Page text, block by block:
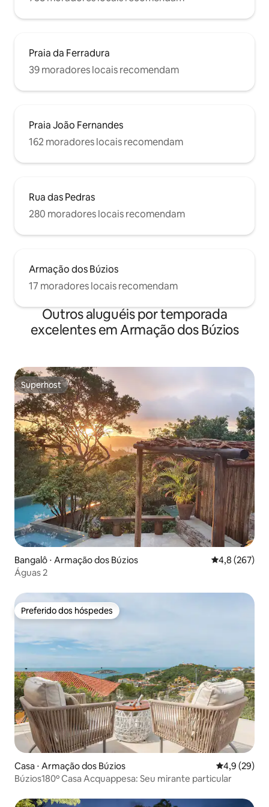
Praia da Ferradura
39 moradores locais recomendam
Praia João Fernandes
162 moradores locais recomendam
Rua das Pedras
280 moradores locais recomendam
Armação dos Búzios
17 moradores locais recomendam
Outros aluguéis por temporada
excelentes em Armação dos Búzios
Superhost
Superhost
Bangalô ⋅ Armação dos Búzios 4,8 de uma
4,8 (267)
Águas 2
Preferido dos hóspedes
Preferido dos hóspedes
Casa ⋅ Armação dos Búzios 4,9 de uma
4,9 (29)
Búzios180º Casa Acquappesa: Seu mirante particular